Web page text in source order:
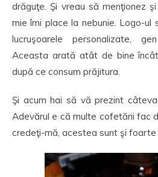
drăguţe. Şi vreau să menţionez
mie îmi place la nebunie. Logo-
lucruşoarele personalizate,
Aceasta arată atât de bine
după ce consum prăjitura.
Şi acum hai să vă prezint
Adevărul e că multe cofetării fac
credeţi-mă, acestea sunt şi foarte